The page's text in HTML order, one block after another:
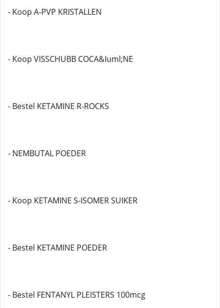
- Koop A-PVP KRISTALLEN
- Koop VISSCHUBB COCA&Iuml;NE
- Bestel KETAMINE R-ROCKS
- NEMBUTAL POEDER
- Koop KETAMINE S-ISOMER SUIKER
- Bestel KETAMINE POEDER
- Bestel FENTANYL PLEISTERS 100mcg